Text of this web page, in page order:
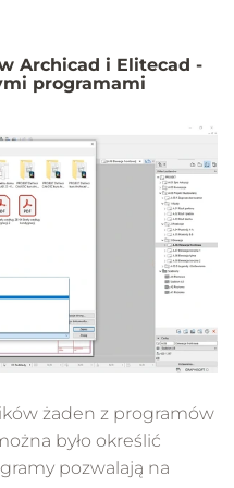
Archicad i Elitecad -
programami
żaden z programów
było określić
pozwalają na